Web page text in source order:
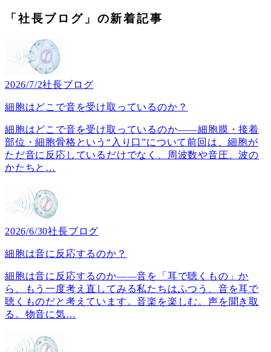
「社長ブログ」の新着記事
2026/7/2社長ブログ
細胞はどこで音を受け取っているのか？
細胞はどこで音を受け取っているのか――細胞膜・接着
部位・細胞骨格という“入り口”について前回は、細胞が
ただ音に反応しているだけでなく、周波数や音圧、波の
かたちと …
2026/6/30社長ブログ
細胞は音に反応するのか？
細胞は音に反応するのか――音を「耳で聴くもの」か
ら、もう一度考え直してみる私たちはふつう、音を耳で
聴くものだと考えています。音楽を楽しむ。声を聞き取
る。物音に気…